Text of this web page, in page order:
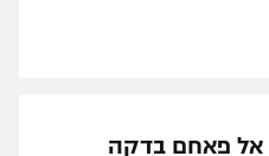
על אום אל פאחם בדקה